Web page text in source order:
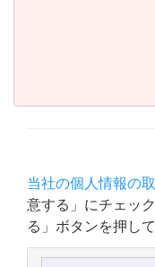
当社の個人情報の
意する」にチェッ
る」ボタンを押して